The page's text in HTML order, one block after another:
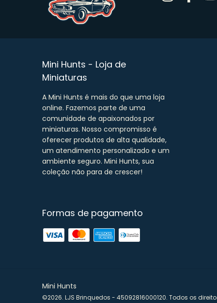
Mini Hunts - Loja de
Miniaturas
A Mini Hunts é mais do que uma loja
online. Fazemos parte de uma
comunidade de apaixonados por
miniaturas. Nosso compromisso é
oferecer produtos de alta qualidade,
um atendimento personalizado e um
ambiente seguro. Mini Hunts, sua
coleção não para de crescer!
Formas de pagamento
Mini Hunts
©2026. LJS Brinquedos - 45092816000120. Todos os